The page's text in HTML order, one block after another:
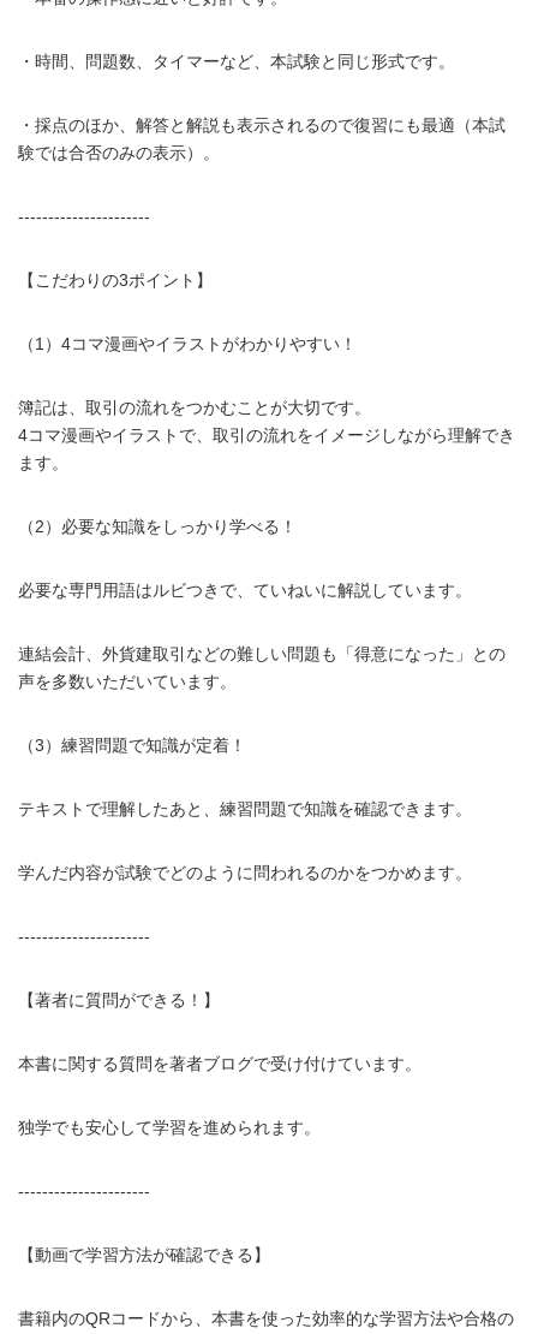
・時間、問題数、タイマーなど、本試験と同じ形式です。
・採点のほか、解答と解説も表示されるので復習にも最適（本試
験では合否のみの表示）。
----------------------
【こだわりの3ポイント】
（1）4コマ漫画やイラストがわかりやすい！
簿記は、取引の流れをつかむことが大切です。
4コマ漫画やイラストで、取引の流れをイメージしながら理解でき
ます。
（2）必要な知識をしっかり学べる！
必要な専門用語はルビつきで、ていねいに解説しています。
連結会計、外貨建取引などの難しい問題も「得意になった」との
声を多数いただいています。
（3）練習問題で知識が定着！
テキストで理解したあと、練習問題で知識を確認できます。
学んだ内容が試験でどのように問われるのかをつかめます。
----------------------
【著者に質問ができる！】
本書に関する質問を著者ブログで受け付けています。
独学でも安心して学習を進められます。
----------------------
【動画で学習方法が確認できる】
書籍内のQRコードから、本書を使った効率的な学習方法や合格の